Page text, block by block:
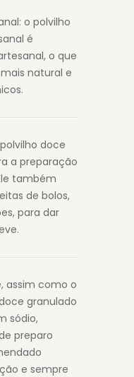
o polvilho
é
o que
natural e
doce
a preparação
também
de bolos,
para dar
assim como o
granulado
sódio,
preparo
e sempre